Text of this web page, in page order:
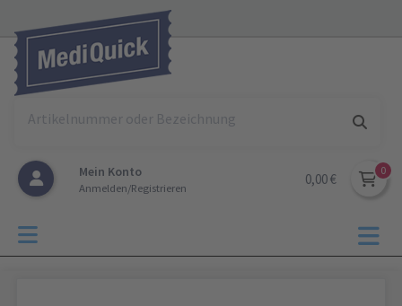
Mein Konto
Anmelden/Registrieren
0,00 €